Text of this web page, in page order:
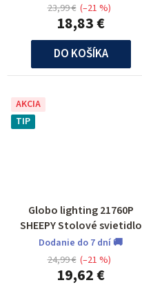
18,83 €
23,99 € (–21 %)
DO KOŠÍKA
AKCIA
TIP
Globo lighting 21760P
SHEEPY Stolové svietidlo
Dodanie do 7 dní 🚚
19,62 €
24,99 € (–21 %)